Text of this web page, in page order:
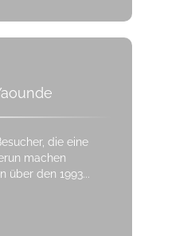
die eine
machen
den 1993...